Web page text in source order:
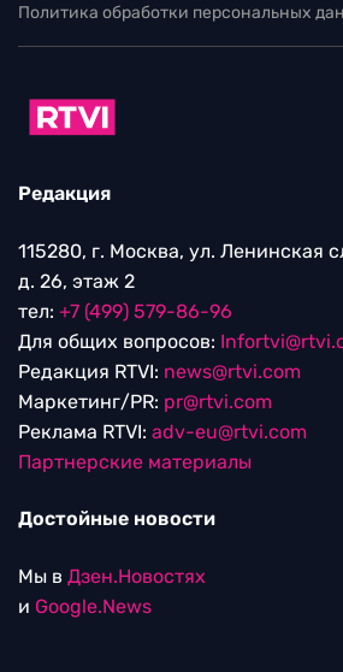
Политика обработки персональных
Редакция
115280, г. Москва, ул. Ленинская
д. 26, этаж 2
тел: +7 (499) 579-86-96
Для общих вопросов:
Редакция RTVI: news@rtvi.com
Маркетинг/PR: pr@rtvi.com
Реклама RTVI: adv-eu@rtvi.com
Партнерские материалы
Достойные новости
Мы в Дзен.Новостях
и Google.News